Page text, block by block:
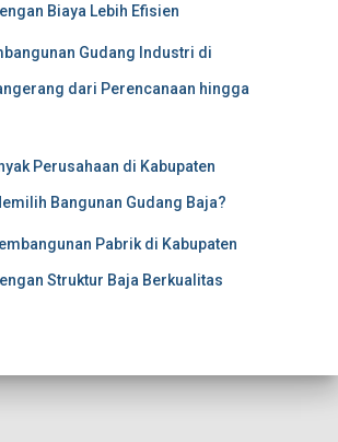
Biaya Lebih Efisien
Gudang Industri di
dari Perencanaan hingga
Perusahaan di Kabupaten
Bangunan Gudang Baja?
Pabrik di Kabupaten
Struktur Baja Berkualitas